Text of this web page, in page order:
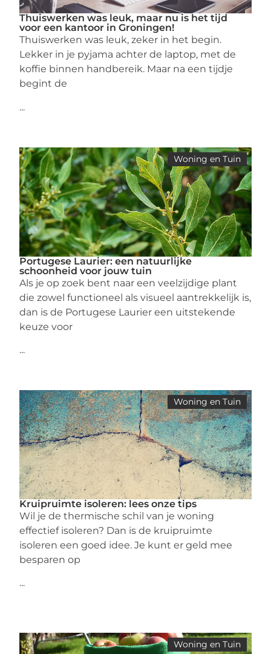
Thuiswerken was leuk, maar nu is het tijd
voor een kantoor in Groningen!
Thuiswerken was leuk, zeker in het begin.
Lekker in je pyjama achter de laptop, met de
koffie binnen handbereik. Maar na een tijdje
begint de
...
Woning en Tuin
Portugese Laurier: een natuurlijke
schoonheid voor jouw tuin
Als je op zoek bent naar een veelzijdige plant
die zowel functioneel als visueel aantrekkelijk is,
dan is de Portugese Laurier een uitstekende
keuze voor
...
Woning en Tuin
Kruipruimte isoleren: lees onze tips
Wil je de thermische schil van je woning
effectief isoleren? Dan is de kruipruimte
isoleren een goed idee. Je kunt er geld mee
besparen op
...
Woning en Tuin